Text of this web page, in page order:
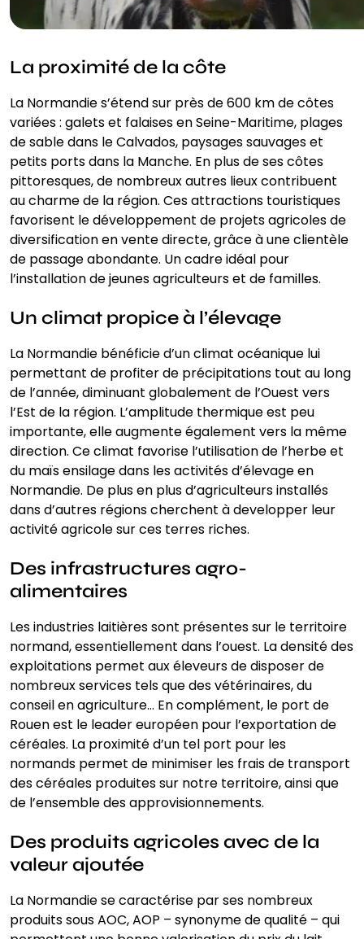
La proximité de la côte
La Normandie s’étend sur près de 600 km de côtes
variées : galets et falaises en Seine-Maritime, plages
de sable dans le Calvados, paysages sauvages et
petits ports dans la Manche. En plus de ses côtes
pittoresques, de nombreux autres lieux contribuent
au charme de la région. Ces attractions touristiques
favorisent le développement de projets agricoles de
diversification en vente directe, grâce à une clientèle
de passage abondante. Un cadre idéal pour
l’installation de jeunes agriculteurs et de familles.
Un climat propice à l’élevage
La Normandie bénéficie d’un climat océanique lui
permettant de profiter de précipitations tout au long
de l’année, diminuant globalement de l’Ouest vers
l’Est de la région. L’amplitude thermique est peu
importante, elle augmente également vers la même
direction. Ce climat favorise l’utilisation de l’herbe et
du maïs ensilage dans les activités d’élevage en
Normandie. De plus en plus d’agriculteurs installés
dans d’autres régions cherchent à developper leur
activité agricole sur ces terres riches.
Des infrastructures agro-
alimentaires
Les industries laitières sont présentes sur le territoire
normand, essentiellement dans l’ouest. La densité des
exploitations permet aux éleveurs de disposer de
nombreux services tels que des vétérinaires, du
conseil en agriculture… En complément, le port de
Rouen est le leader européen pour l’exportation de
céréales. La proximité d’un tel port pour les
normands permet de minimiser les frais de transport
des céréales produites sur notre territoire, ainsi que
de l’ensemble des approvisionnements.
Des produits agricoles avec de la
valeur ajoutée
La Normandie se caractérise par ses nombreux
produits sous AOC, AOP – synonyme de qualité – qui